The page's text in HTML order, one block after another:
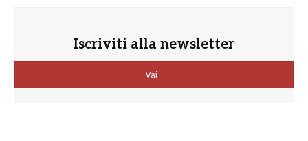
Iscriviti alla newsletter
Vai